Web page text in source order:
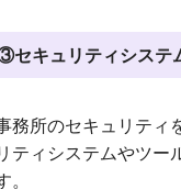
セキュリティシステ
務所のセキュリティ
ティシステムやツー